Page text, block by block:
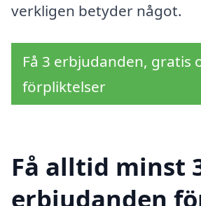
verkligen betyder något.
Få 3 erbjudanden, gratis
förpliktelser
Få alltid minst
erbjudanden